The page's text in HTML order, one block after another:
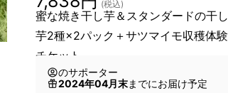
蜜な焼き干し芋＆スタンダードの干し
芋2種×2パック＋サツマイモ収穫体験
チケット
(税込)
のサポーター
2024年04月末までにお届け予定